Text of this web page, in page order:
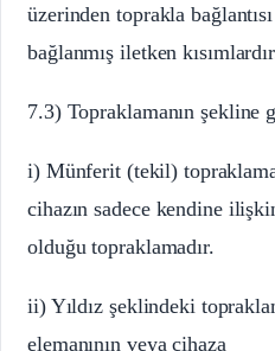
üzerinden toprakla
bağlanmış iletken
7.3) Topraklamanın şekline
i) Münferit (tekil)
cihazın sadece kendine
olduğu topraklamadır.
ii) Yıldız şeklindeki
elemanının veya cihaza